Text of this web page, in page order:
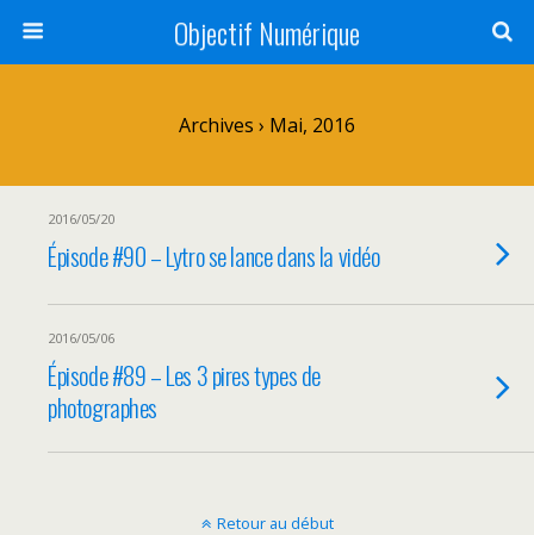
Objectif Numérique
Archives › Mai, 2016
2016/05/20
Épisode #90 – Lytro se lance dans la vidéo
2016/05/06
Épisode #89 – Les 3 pires types de
photographes
Retour au début